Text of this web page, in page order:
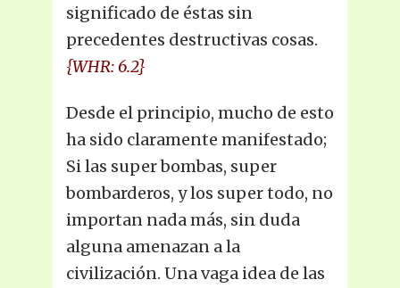
significado de éstas sin
precedentes destructivas cosas.
{WHR: 6.2}
Desde el principio, mucho de esto
ha sido claramente manifestado;
Si las super bombas, super
bombarderos, y los super todo, no
importan nada más, sin duda
alguna amenazan a la
civilización. Una vaga idea de las